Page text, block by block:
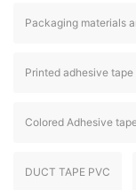
Packaging materials
Printed adhesive tape
Colored Adhesive
DUCT TAPE PVC